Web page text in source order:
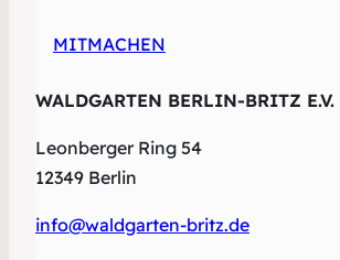
MITMACHEN
WALDGARTEN BERLIN-BRITZ E.V.
Leonberger Ring 54
12349 Berlin
info@waldgarten-britz.de